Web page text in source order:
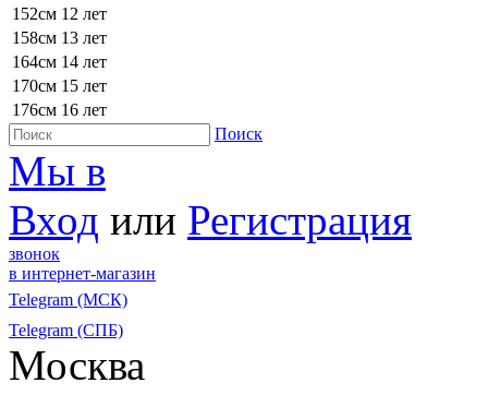
152см 12 лет
158см 13 лет
164см 14 лет
170см 15 лет
176см 16 лет
Поиск
Мы в
Вход или Регистрация
звонок
в интернет-магазин
Telegram (МСК)
Telegram (СПБ)
Москва